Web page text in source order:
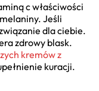
c właściwości
Jeśli
dla ciebie.
zdrowy blask.
kremów z
kuracji.